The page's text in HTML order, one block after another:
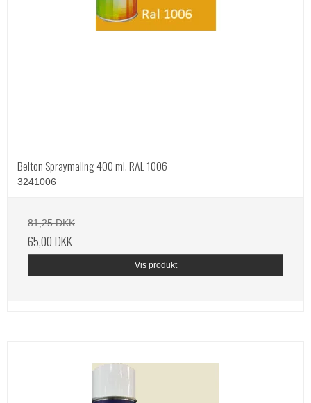
Belton Spraymaling 400 ml. RAL 1006
3241006
81,25 DKK
65,00 DKK
Vis produkt